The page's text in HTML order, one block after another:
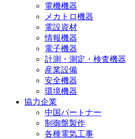
電機機器
メカトロ機器
電設資材
情報機器
電子機器
計測・測定・検査機器
産業設備
安全機器
環境機器
協力企業
中国パートナー
制御盤製作
各種電気工事